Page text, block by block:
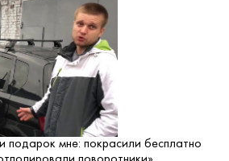
подарок мне: покрасили бесплатно